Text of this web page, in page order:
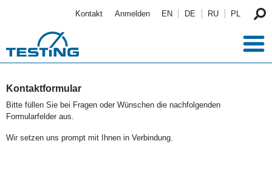
Kontakt Anmelden EN DE RU PL
Kontaktformular
Bitte füllen Sie bei Fragen oder Wünschen die nachfolgenden
Formularfelder aus.
Wir setzen uns prompt mit Ihnen in Verbindung.